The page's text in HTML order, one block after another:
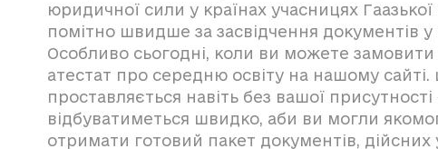
юридичної сили у країнах учасницях Гаазької
помітно швидше за засвідчення документів у
Особливо сьогодні, коли ви можете
атестат про середню освіту на нашому
проставляється навіть без вашої присутності
відбуватиметься швидко, аби ви могли
отримати готовий пакет документів, дійсних